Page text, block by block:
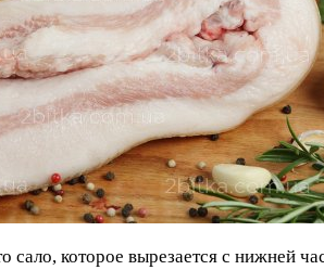
сало, которое вырезается с нижней